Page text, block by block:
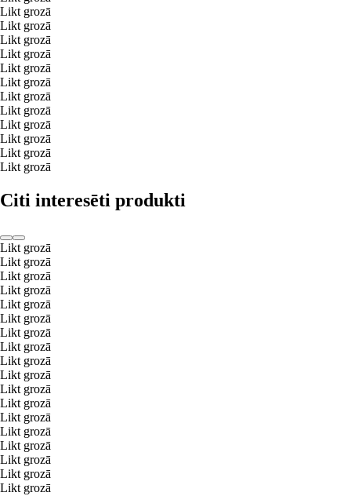
Likt grozā
Likt grozā
Likt grozā
Likt grozā
Likt grozā
Likt grozā
Likt grozā
Likt grozā
Likt grozā
Likt grozā
Likt grozā
Likt grozā
Citi interesēti produkti
Likt grozā
Likt grozā
Likt grozā
Likt grozā
Likt grozā
Likt grozā
Likt grozā
Likt grozā
Likt grozā
Likt grozā
Likt grozā
Likt grozā
Likt grozā
Likt grozā
Likt grozā
Likt grozā
Likt grozā
Likt grozā